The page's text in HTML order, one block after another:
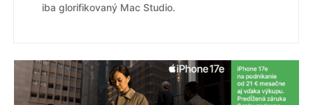
iba glorifikovaný Mac Studio.